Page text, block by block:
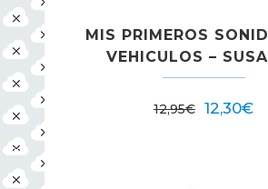
MIS PRIMEROS
VEHICULOS –
12,95€ 12,30€